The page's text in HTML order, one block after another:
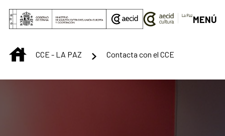
Saltar al contenido principal
MENÚ
INICIOCCE - LA PAZ Contacta con el CCE